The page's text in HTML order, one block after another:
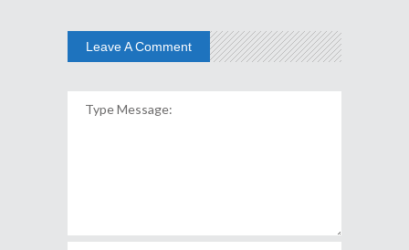
Leave A Comment